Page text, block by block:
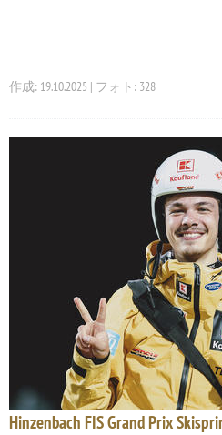
作成: 19.10.2025 | フォト: 328
Hinzenbach FIS Grand Prix